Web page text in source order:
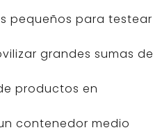
pequeños para testear
grandes sumas de
productos en
contenedor medio